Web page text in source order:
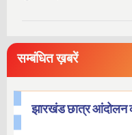
सम्बंधित ख़बरें
झारखंड छात्र आंदोलन